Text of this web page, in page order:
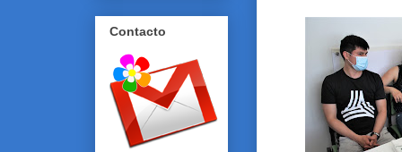
Contacto